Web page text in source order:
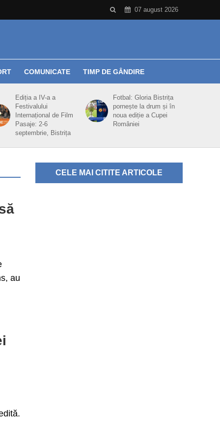
07 august 2026
COMUNICATE TIMP DE GÂNDIRE
Ediția a IV-a a
Festivalului
Internațional de Film
Pasaje: 2-6
septembrie, Bistrița
Fotbal: Gloria Bistrița
pornește la drum și în
noua ediție a Cupei
României
au
CELE MAI CITITE ARTICOLE